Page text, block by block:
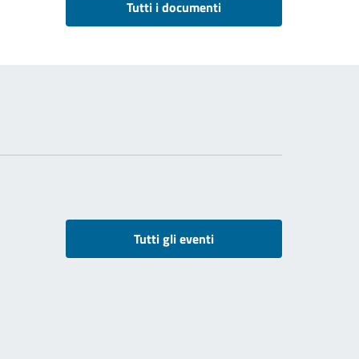
Tutti i documenti
Tutti gli eventi